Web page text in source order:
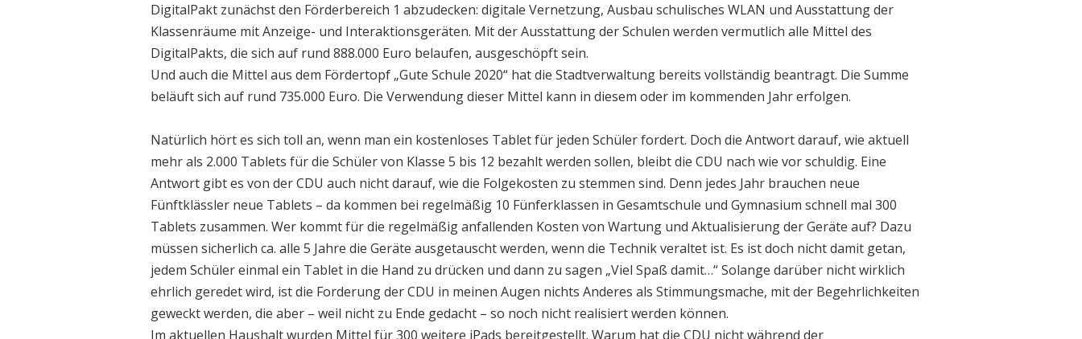
DigitalPakt zunächst den Förderbereich 1 abzudecken: digitale Vernetzung, Ausbau schulisches WLAN und Ausstattung der
Klassenräume mit Anzeige- und Interaktionsgeräten. Mit der Ausstattung der Schulen werden vermutlich alle Mittel des
DigitalPakts, die sich auf rund 888.000 Euro belaufen, ausgeschöpft sein.
Und auch die Mittel aus dem Fördertopf „Gute Schule 2020“ hat die Stadtverwaltung bereits vollständig beantragt. Die Summe
beläuft sich auf rund 735.000 Euro. Die Verwendung dieser Mittel kann in diesem oder im kommenden Jahr erfolgen.
Natürlich hört es sich toll an, wenn man ein kostenloses Tablet für jeden Schüler fordert. Doch die Antwort darauf, wie aktuell
mehr als 2.000 Tablets für die Schüler von Klasse 5 bis 12 bezahlt werden sollen, bleibt die CDU nach wie vor schuldig. Eine
Antwort gibt es von der CDU auch nicht darauf, wie die Folgekosten zu stemmen sind. Denn jedes Jahr brauchen neue
Fünftklässler neue Tablets – da kommen bei regelmäßig 10 Fünferklassen in Gesamtschule und Gymnasium schnell mal 300
Tablets zusammen. Wer kommt für die regelmäßig anfallenden Kosten von Wartung und Aktualisierung der Geräte auf? Dazu
müssen sicherlich ca. alle 5 Jahre die Geräte ausgetauscht werden, wenn die Technik veraltet ist. Es ist doch nicht damit getan,
jedem Schüler einmal ein Tablet in die Hand zu drücken und dann zu sagen „Viel Spaß damit…“ Solange darüber nicht wirklich
ehrlich geredet wird, ist die Forderung der CDU in meinen Augen nichts Anderes als Stimmungsmache, mit der Begehrlichkeiten
geweckt werden, die aber – weil nicht zu Ende gedacht – so noch nicht realisiert werden können.
Im aktuellen Haushalt wurden Mittel für 300 weitere iPads bereitgestellt. Warum hat die CDU nicht während der